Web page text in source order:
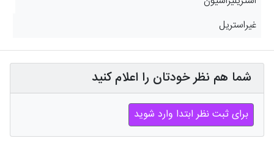
غیراستریل
شما هم نظر خودتان را اعلام کنید
برای ثبت نظر ابتدا وارد شوید